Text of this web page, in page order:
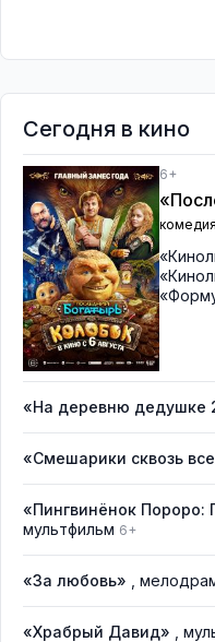
Сегодня в кино
6+
«На деревню дедушке
«Смешарики сквозь
«Пингвинёнок
мультфильм 6+
«За любовь» ,
«Храбрый Давид» ,